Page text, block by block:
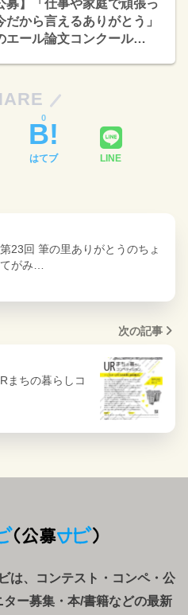
募】「仕事や家庭で頑張っ
だから言えるありがとう」
エール論文コンクール
はてブ
0
LINE
第23回 筆の里ありがとうのちょ
がみ…
次の記事
まちの暮らしコ
は、コンテスト・コンペ・ 公
ー募集・本/書籍などの最新